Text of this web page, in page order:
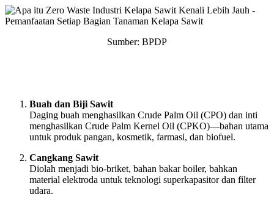
Sumber: BPDP
Buah dan Biji Sawit
Daging buah menghasilkan Crude Palm Oil (CPO) dan inti
menghasilkan Crude Palm Kernel Oil (CPKO)—bahan utama
untuk produk pangan, kosmetik, farmasi, dan biofuel.
Cangkang Sawit
Diolah menjadi bio-briket, bahan bakar boiler, bahkan
material elektroda untuk teknologi superkapasitor dan filter
udara.